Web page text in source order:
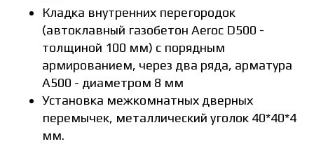
Кладка внутренних перегородок
(автоклавный газобетон Aeroc D500 -
толщиной 100 мм) с порядным
армированием, через два ряда, арматура
А500 - диаметром 8 мм
Установка межкомнатных дверных
перемычек, металлический уголок 40*40*4
мм.